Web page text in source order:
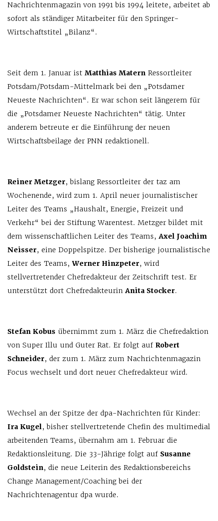
Nachrichtenmagazin von 1991 bis 1994 leitete, arbeitet ab
sofort als ständiger Mitarbeiter für den Springer-
Wirtschaftstitel „Bilanz“.
Seit dem 1. Januar ist Matthias Matern Ressortleiter
Potsdam/Potsdam-Mittelmark bei den „Potsdamer
Neueste Nachrichten“. Er war schon seit längerem für
die „Potsdamer Neueste Nachrichten“ tätig. Unter
anderem betreute er die Einführung der neuen
Wirtschaftsbeilage der PNN redaktionell.
Reiner Metzger, bislang Ressortleiter der taz am
Wochenende, wird zum 1. April neuer journalistischer
Leiter des Teams „Haushalt, Energie, Freizeit und
Verkehr“ bei der Stiftung Warentest. Metzger bildet mit
dem wissenschaftlichen Leiter des Teams, Axel Joachim
Neisser, eine Doppelspitze. Der bisherige journalistische
Leiter des Teams, Werner Hinzpeter, wird
stellvertretender Chefredakteur der Zeitschrift test. Er
unterstützt dort Chefredakteurin Anita Stocker.
Stefan Kobus übernimmt zum 1. März die Chefredaktion
von Super Illu und Guter Rat. Er folgt auf Robert
Schneider, der zum 1. März zum Nachrichtenmagazin
Focus wechselt und dort neuer Chefredakteur wird.
Wechsel an der Spitze der dpa-Nachrichten für Kinder:
Ira Kugel, bisher stellvertretende Chefin des multimedial
arbeitenden Teams, übernahm am 1. Februar die
Redaktionsleitung. Die 33-Jährige folgt auf Susanne
Goldstein, die neue Leiterin des Redaktionsbereichs
Change Management/Coaching bei der
Nachrichtenagentur dpa wurde.